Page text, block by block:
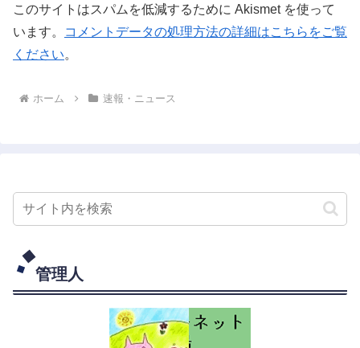
このサイトはスパムを低減するために Akismet を使って
います。
コメントデータの処理方法の詳細はこちらをご覧
ください。
ホーム 速報・ニュース
管理人